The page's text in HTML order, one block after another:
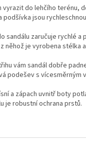
vyrazit do lehčího terénu,
podšívka jsou
sandálu zaručuje rychlé
něhož je vyrobena stélka
vám sandál dobře
podešev s vícesměrným
a zápach uvnitř boty
je robustní ochrana prstů.